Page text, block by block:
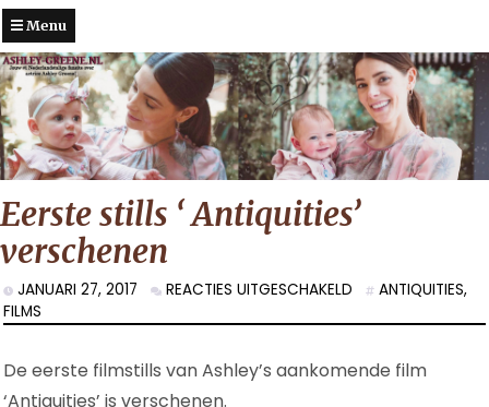
Menu
Eerste stills ‘ Antiquities’
verschenen
JANUARI 27, 2017 REACTIES UITGESCHAKELD VOOR
STILLS
ANTIQUITIES’
ANTIQUITIES,
FILMS
De eerste filmstills van Ashley’s aankomende film
‘Antiquities’ is verschenen.